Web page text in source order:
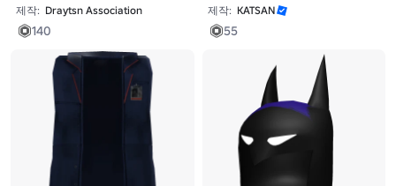
제작: Draytsn Association
140
제작: KATSAN
55